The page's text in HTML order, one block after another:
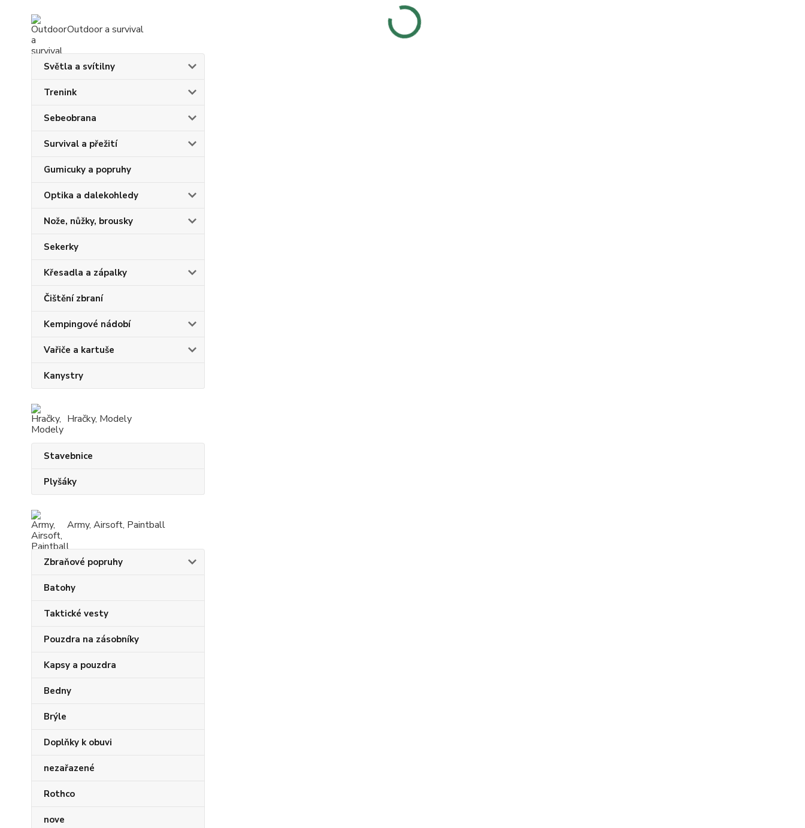
Outdoor a survival
Světla a svítilny
Trenink
Sebeobrana
Survival a přežití
Gumicuky a popruhy
Optika a dalekohledy
Nože, nůžky, brousky
Sekerky
Křesadla a zápalky
Čištění zbraní
Kempingové nádobí
Vařiče a kartuše
Kanystry
Hračky, Modely
Stavebnice
Plyšáky
Army, Airsoft, Paintball
Zbraňové popruhy
Batohy
Taktické vesty
Pouzdra na zásobníky
Kapsy a pouzdra
Bedny
Brýle
Doplňky k obuvi
nezařazené
Rothco
nove